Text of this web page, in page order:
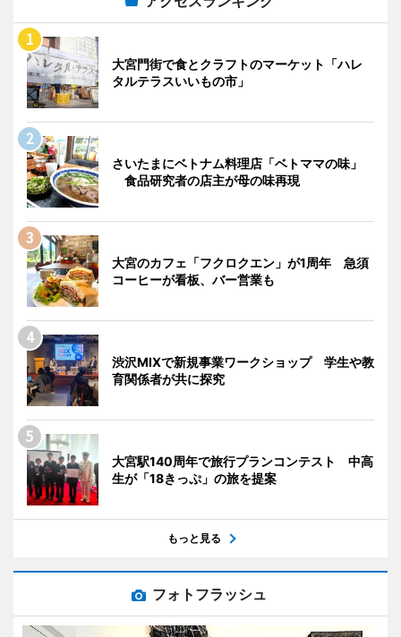
大宮門街で食とクラフトのマーケット「ハレ
タルテラスいいもの市」
さいたまにベトナム料理店「ベトママの味」
食品研究者の店主が母の味再現
大宮のカフェ「フクロクエン」が1周年 急須
コーヒーが看板、バー営業も
渋沢MIXで新規事業ワークショップ 学生や教
育関係者が共に探究
大宮駅140周年で旅行プランコンテスト 中高
生が「18きっぷ」の旅を提案
もっと見る
フォトフラッシュ